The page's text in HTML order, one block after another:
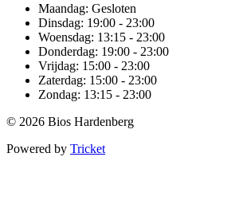
Maandag: Gesloten
Dinsdag: 19:00 - 23:00
Woensdag: 13:15 - 23:00
Donderdag: 19:00 - 23:00
Vrijdag: 15:00 - 23:00
Zaterdag: 15:00 - 23:00
Zondag: 13:15 - 23:00
© 2026 Bios Hardenberg
Powered by Tricket